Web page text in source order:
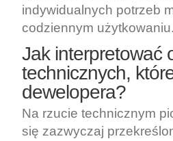
indywidualnych potrzeb
codziennym użytkowaniu.
Jak interpretować
technicznych,
dewelopera?
Na rzucie technicznym
się zazwyczaj